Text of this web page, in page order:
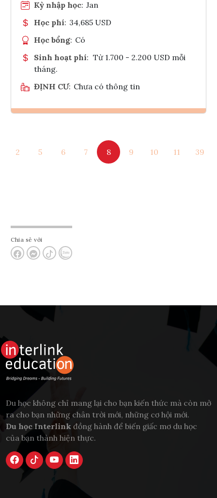
Kỳ nhập học: Jan
Học phí: 34,685 USD
Học bổng: Có
Sinh hoạt phí: Từ 1.700 - 2.200 USD mỗi
tháng.
ĐỊNH CƯ: Chưa có thông tin
Tham vấn Interlink
2 5 6 7 8 9 10 11 39
Chia sẻ với
Du học không chỉ mang lại cho bạn kiến thức mà còn mở
ra cho bạn những chân trời mới, những cơ hội mới.
Du học Interlink đồng hành để biến giấc mơ du học
của bạn thành hiện thực.